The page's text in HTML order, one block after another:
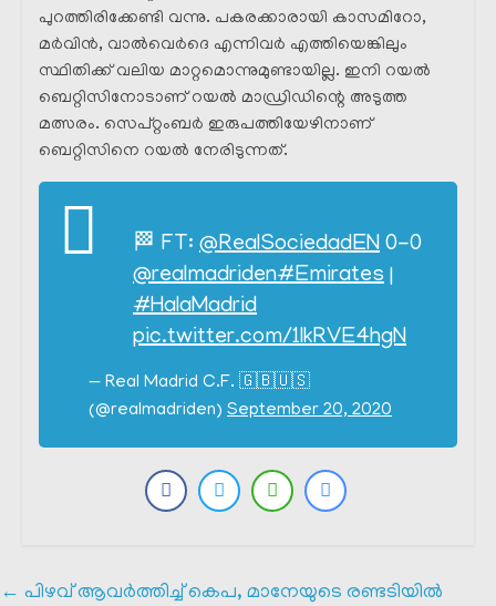
പുറത്തിരിക്കേണ്ടി വന്നു. പകരക്കാരായി കാസമിറോ,
മർവിൻ, വാൽവെർദെ എന്നിവർ എത്തിയെങ്കിലും
സ്ഥിതിക്ക് വലിയ മാറ്റമൊന്നുമുണ്ടായില്ല. ഇനി റയൽ
ബെറ്റിസിനോടാണ് റയൽ മാഡ്രിഡിന്റെ അടുത്ത
മത്സരം. സെപ്റ്റംബർ ഇരുപത്തിയേഴിനാണ്
ബെറ്റിസിനെ റയൽ നേരിടുന്നത്.
🏁 FT: @RealSociedadEN 0-0
@realmadriden#Emirates |
#HalaMadrid
pic.twitter.com/1lkRVE4hgN
— Real Madrid C.F. 🇬🇧🇺🇸
(@realmadriden) September 20, 2020
← പിഴവ് ആവർത്തിച്ച് കെപ, മാനേയുടെ രണ്ടടിയിൽ